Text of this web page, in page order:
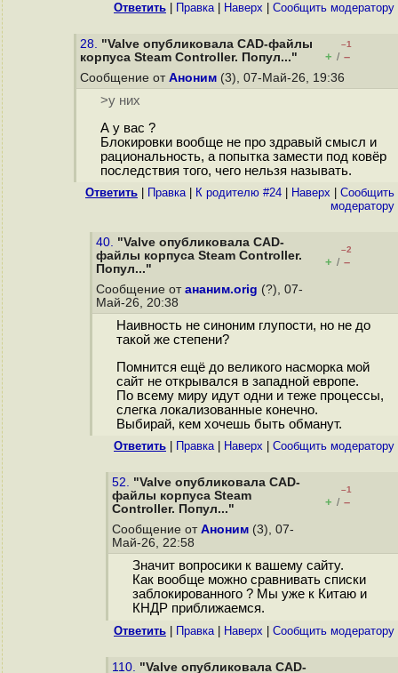
Ответить Правка| Наверх Cообщить модератору
28. "Valve опубликовала CAD-файлы
корпуса Steam Controller. Попул..."
–1
+ / –
Сообщение от Аноним (3), 07-Май-26, 19:36
>у них
А у вас ?
Блокировки вообще не про здравый смысл и
рациональность, а попытка замести под ковёр
последствия того, чего нельзя называть.
Ответить Правка| К родителю #24 Наверх
Cообщить
модератору
40. "Valve опубликовала CAD-
файлы корпуса Steam Controller.
Попул..."
–2
+ / –
Сообщение от ананим.orig (?), 07-
Май-26, 20:38
Наивность не синоним глупости, но не до
такой же степени?
Помнится ещё до великого насморка мой
сайт не открывался в западной европе.
По всему миру идут одни и теже процессы,
слегка локализованные конечно.
Выбирай, кем хочешь быть обманут.
Ответить Правка| Наверх Cообщить модератору
52. "Valve опубликовала CAD-
файлы корпуса Steam
Controller. Попул..."
–1
+ / –
Сообщение от Аноним (3), 07-
Май-26, 22:58
Значит вопросики к вашему сайту.
Как вообще можно сравнивать списки
заблокированного ? Мы уже к Китаю и
КНДР приближаемся.
Ответить Правка| Наверх Cообщить модератору
110. "Valve опубликовала CAD-